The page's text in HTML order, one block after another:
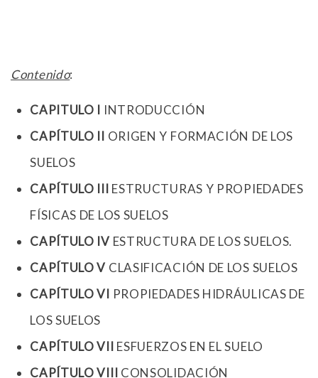
Contenido:
CAPITULO I INTRODUCCIÓN
CAPÍTULO II ORIGEN Y FORMACIÓN DE LOS
SUELOS
CAPÍTULO III ESTRUCTURAS Y PROPIEDADES
FÍSICAS DE LOS SUELOS
CAPÍTULO IVESTRUCTURA DE LOS SUELOS.
CAPÍTULO V CLASIFICACIÓN DE LOS SUELOS
CAPÍTULO VI PROPIEDADES HIDRÁULICAS DE
LOS SUELOS
CAPÍTULO VII ESFUERZOS EN EL SUELO
CAPÍTULO VIII CONSOLIDACIÓN